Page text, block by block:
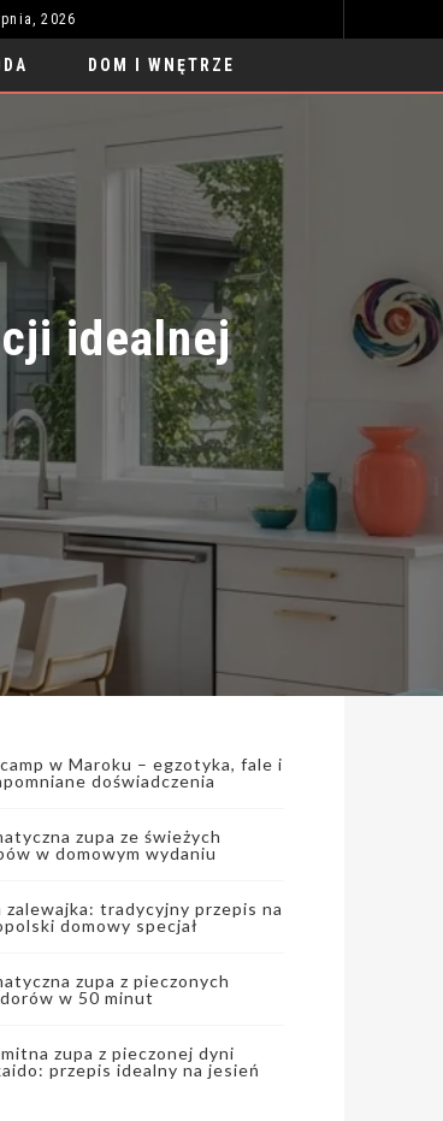
2026
DOM I WNĘTRZE
idealnej
w Maroku – egzotyka, fale i
doświadczenia
zupa ze świeżych
w domowym wydaniu
zalewajka: tradycyjny przepis na
domowy specjał
zupa z pieczonych
w 50 minut
zupa z pieczonej dyni
przepis idealny na jesień